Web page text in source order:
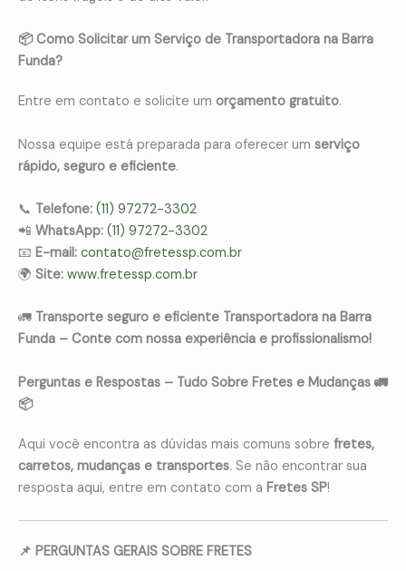
📦 Como Solicitar um Serviço de Transportadora na Barra
Funda?
Entre em contato e solicite um orçamento gratuito.
Nossa equipe está preparada para oferecer um serviço
rápido, seguro e eficiente.
📞 Telefone: (11) 97272-3302
📲 WhatsApp: (11) 97272-3302
📧 E-mail: contato@fretessp.com.br
🌍 Site: www.fretessp.com.br
🚛 Transporte seguro e eficiente Transportadora na Barra
Funda – Conte com nossa experiência e profissionalismo!
Perguntas e Respostas – Tudo Sobre Fretes e Mudanças 🚛
📦
Aqui você encontra as dúvidas mais comuns sobre fretes,
carretos, mudanças e transportes. Se não encontrar sua
resposta aqui, entre em contato com a Fretes SP!
📌 PERGUNTAS GERAIS SOBRE FRETES